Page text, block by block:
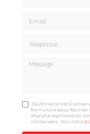
Message
J'autorise ce site à
formulaire pour faciliter
(Aucune exploitation
concervées. Voir notre